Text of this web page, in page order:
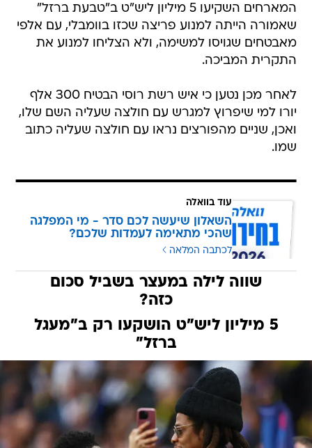
המארחים השקיעו 5 מיליון ליש"ט ב"טבעת ברזל"
שאמורה הייתה למנוע פריצה שכזו בוומבלי, עם אלפי
מאבטחים שגויסו למשימה, ולא הצליחו למנוע את
התקרית המביכה.
לאחר מכן נטען כי איש רשת רוסי הבטיח 300 אלף
יורו למי שיפרוץ למגרש עם חולצה שעליה השם שלו,
ואכן, שניים מהפורצים נראו עם חולצה שעליה כתוב
שמו.
עוד בוואלה
השאלון שיעשה לכם סדר - מי המפלגה
שהכי מתאימה לעמדות שלכם?
לכתבה המלאה
שווה לילה במעצר בשביל סכום
כזה?
5 מיליון ליש"ט הושקעו רק ב"מעגל
ברזל"